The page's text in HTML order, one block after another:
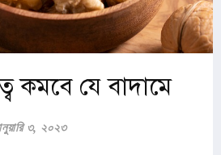
কমবে যে বাদামে
৩, ২০২৩